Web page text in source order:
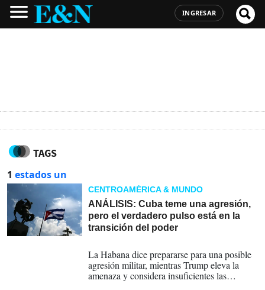
INGRESAR
TAGS
1 estados un
CENTROAMÉRICA & MUNDO
ANÁLISIS: Cuba teme una agresión,
pero el verdadero pulso está en la
transición del poder
La Habana dice prepararse para una posible
agresión militar, mientras Trump eleva la
amenaza y considera insuficientes las